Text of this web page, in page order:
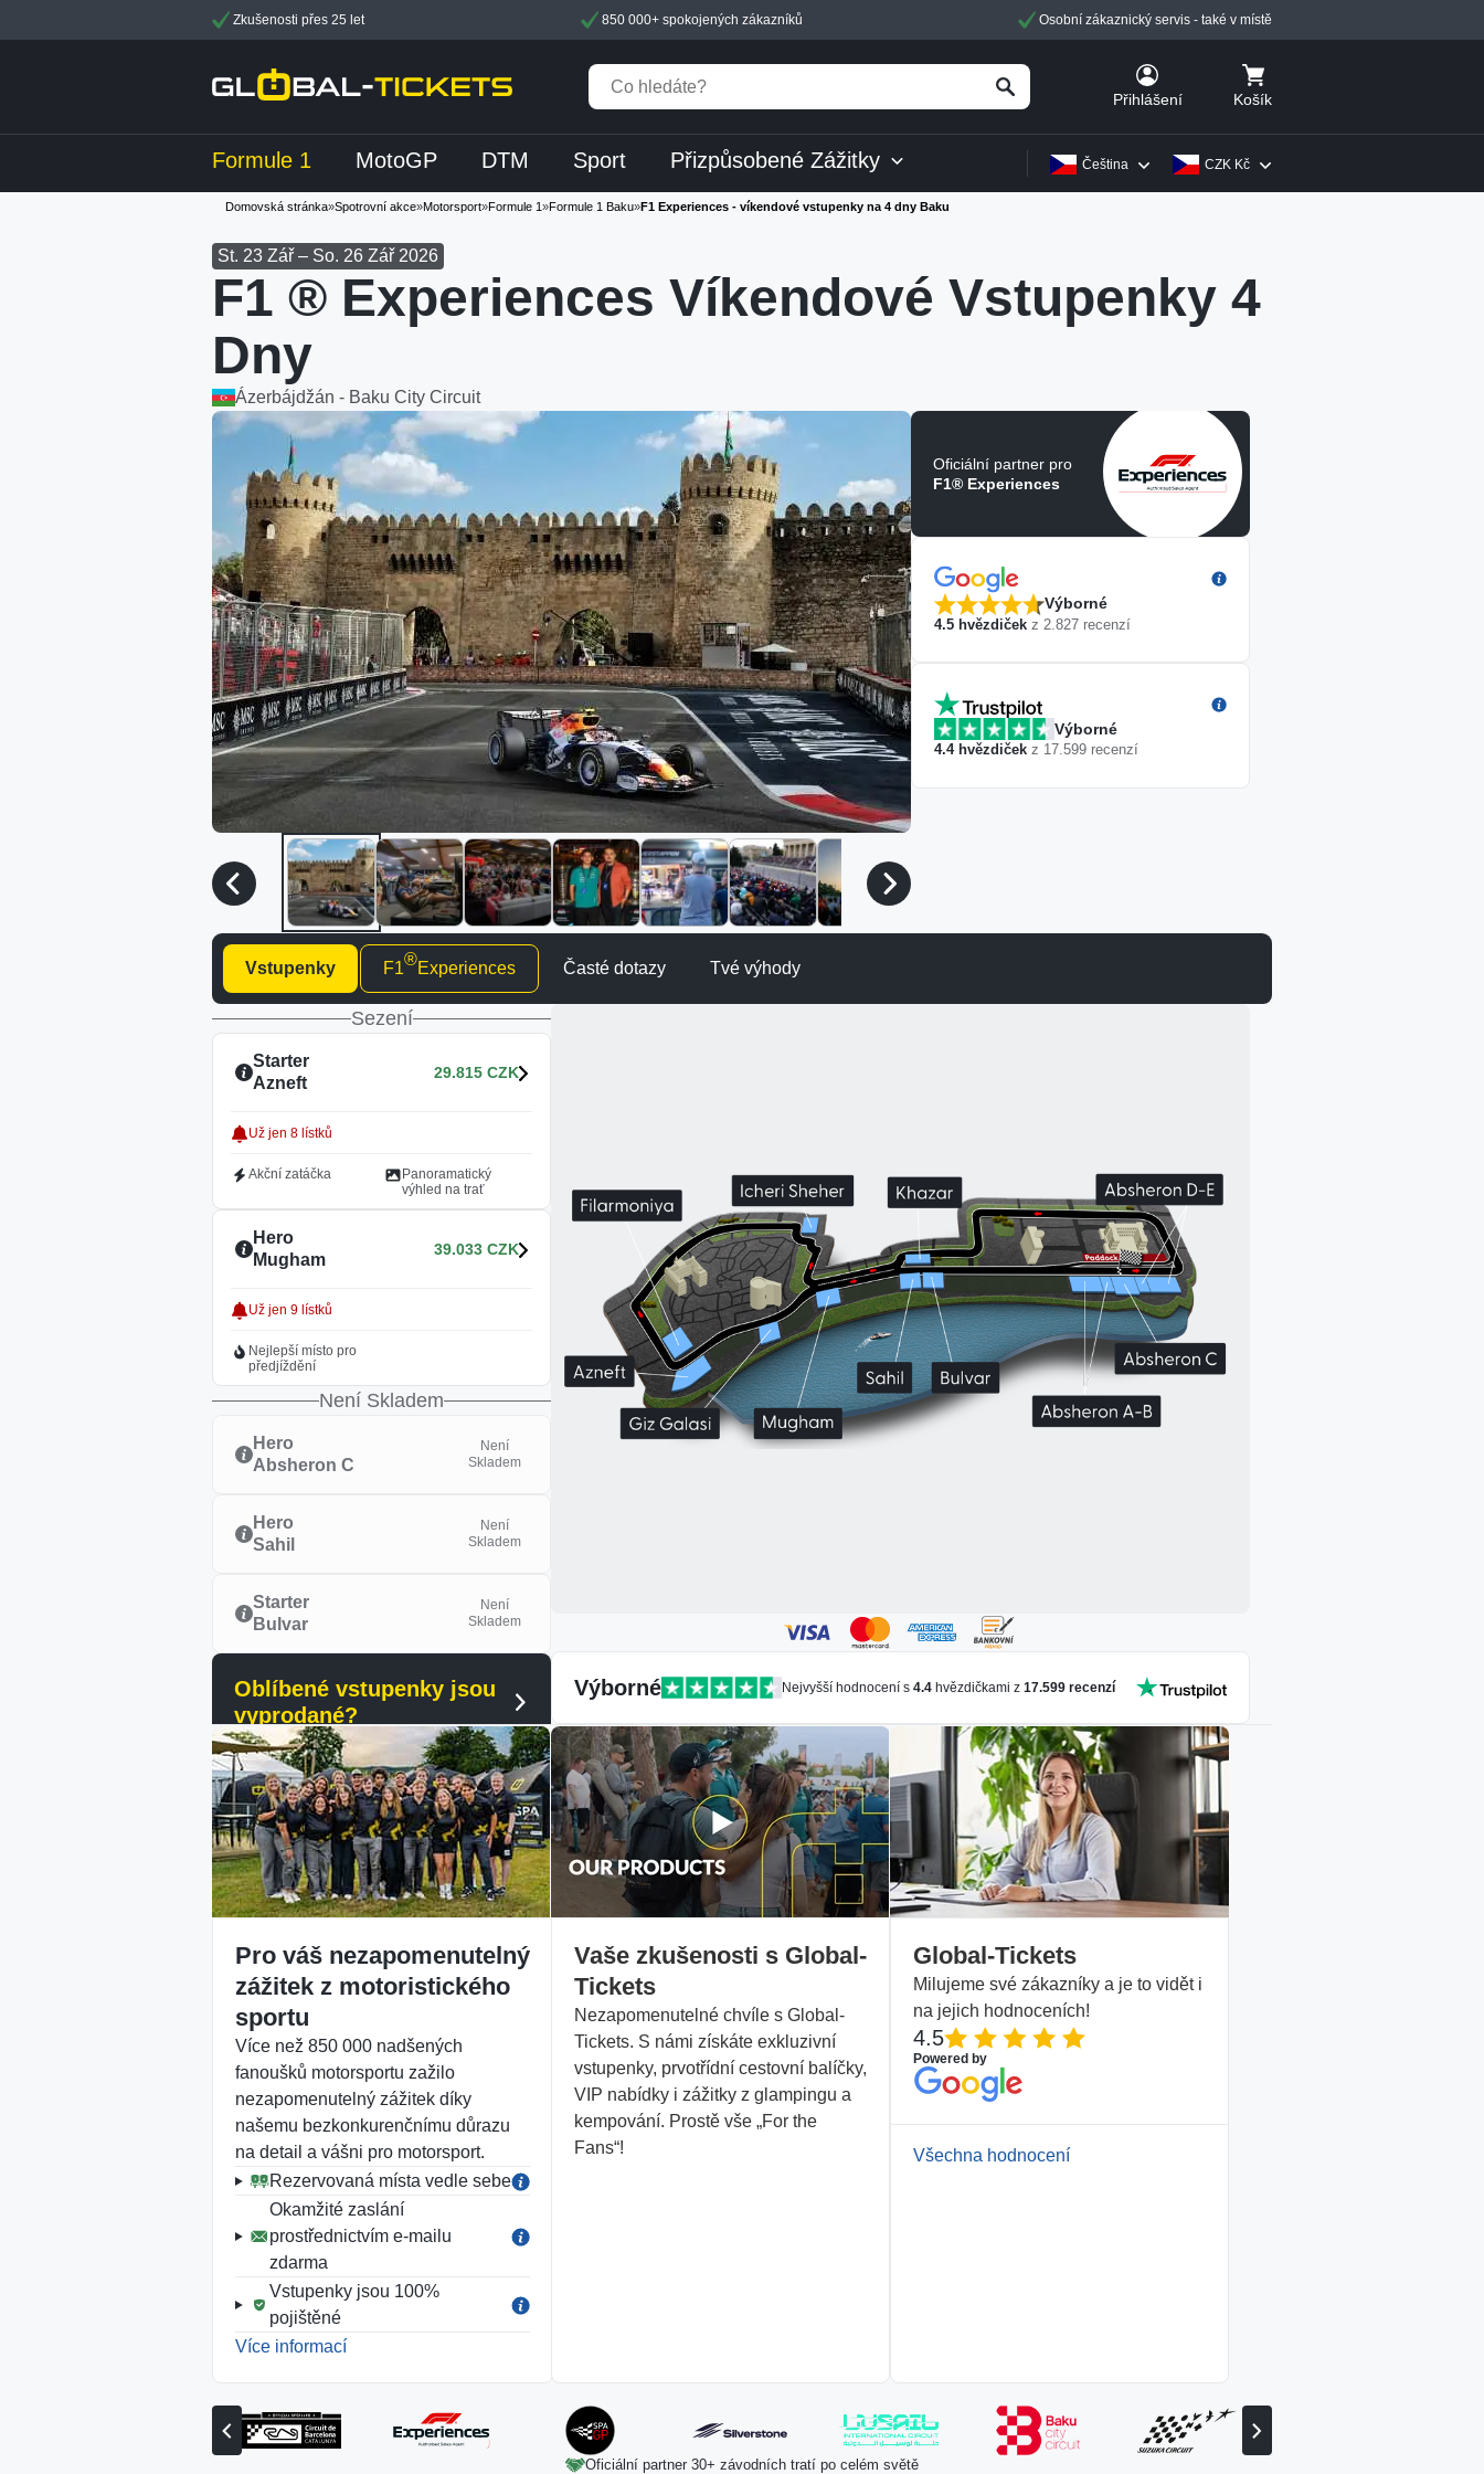
Zkušenosti přes 25 let 850 000+ spokojených zákazníků Osobní zákaznický servis - také v místě
Přihlášení Košík
Formule 1 MotoGP DTM Sport Přizpůsobené Zážitky CZK Kč
Čeština
Domovská stránka»Spotrovní akce»Motorsport»Formule 1»Formule 1 Baku»F1 Experiences - víkendové vstupenky na 4 dny Baku
St. 23 Zář – So. 26 Zář 2026
F1 ® Experiences Víkendové Vstupenky 4
Dny
Ázerbájdžán - Baku City Circuit
Oficiální partner pro
F1® Experiences
Výborné
4.5 hvězdiček z 2.827 recenzí
Výborné
4.4hvězdiček z 17.599 recenzí
Vstupenky F1®Experiences Časté dotazy Tvé výhody
Sezení
Starter
Azneft
29.815 CZK
Už jen 8 lístků
Akční zatáčka
Panoramatický
výhled na trať
Hero
Mugham
39.033 CZK
Už jen 9 lístků
Nejlepší místo pro
předjíždění
Není Skladem
Hero
Absheron C
Není
Skladem
Hero
Sahil
Není
Skladem
Starter
Bulvar
Není
Skladem
Oblíbené vstupenky jsou
vyprodané?
Dostávej upozornění, jakmile budou
vstupenky dostupné.
Výborné Nejvyšší hodnocení s 4.4 hvězdičkami z 17.599 recenzí
Pro váš nezapomenutelný
zážitek z motoristického
sportu
Více než 850 000 nadšených
fanoušků motorsportu zažilo
nezapomenutelný zážitek díky
našemu bezkonkurenčnímu důrazu
na detail a vášni pro motorsport.
Rezervovaná místa vedle sebe
Okamžité zaslání
prostřednictvím e-mailu
zdarma
Vstupenky jsou 100%
pojištěné
Více informací
Vaše zkušenosti s Global-
Tickets
Nezapomenutelné chvíle s Global-
Tickets. S námi získáte exkluzivní
vstupenky, prvotřídní cestovní balíčky,
VIP nabídky i zážitky z glampingu a
kempování. Prostě vše „For the
Fans“!
Global-Tickets
Milujeme své zákazníky a je to vidět i
na jejich hodnoceních!
4.5
Powered by
Všechna hodnocení
Zobrazit
předchozího
Zobrazit
následujícího
Oficiální partner 30+ závodních tratí po celém světě